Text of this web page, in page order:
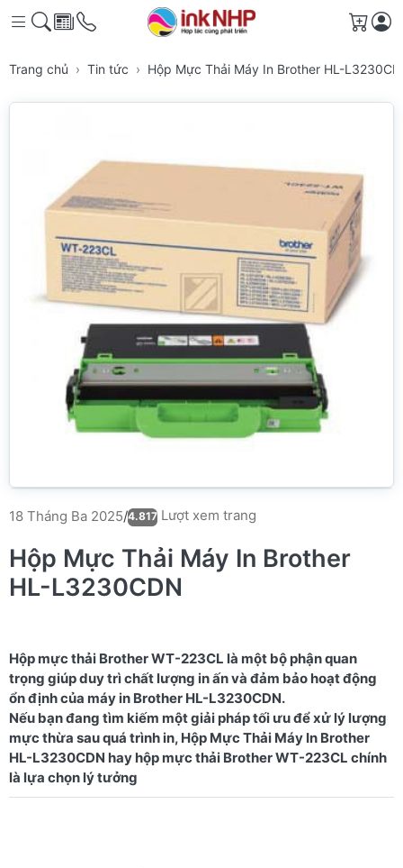
Giỏ
Trang chủ Tin tức Hộp Mực Thải Máy In Brother HL-
18 Tháng Ba 2025/4.817 Lượt xem trang
Hộp Mực Thải Máy In Brother
HL-L3230CDN
Hộp mực thải Brother WT-223CL là một bộ phận quan
trọng giúp duy trì chất lượng in ấn và đảm bảo hoạt động
ổn định của máy in Brother HL-L3230CDN.
Nếu bạn đang tìm kiếm một giải pháp tối ưu để xử lý lượng
mực thừa sau quá trình in, Hộp Mực Thải Máy In Brother
HL-L3230CDN hay hộp mực thải Brother WT-223CL chính